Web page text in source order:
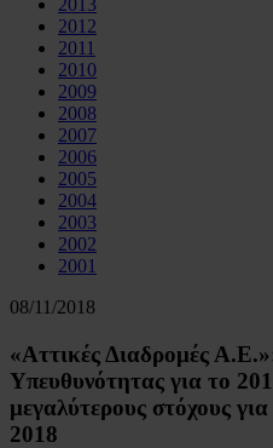
2012
2011
2010
2009
2008
2007
2006
2005
2004
2003
2002
2001
08/11/2018
«Αττικές Διαδρομές
Υπευθυνότητας για το
μεγαλύτερους στόχους
2018